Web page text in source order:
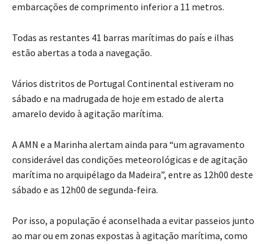
embarcações de comprimento inferior a 11 metros.
Todas as restantes 41 barras marítimas do país e ilhas
estão abertas a toda a navegação.
Vários distritos de Portugal Continental estiveram no
sábado e na madrugada de hoje em estado de alerta
amarelo devido à agitação marítima.
A AMN e a Marinha alertam ainda para “um agravamento
considerável das condições meteorológicas e de agitação
marítima no arquipélago da Madeira”, entre as 12h00 deste
sábado e as 12h00 de segunda-feira.
Por isso, a população é aconselhada a evitar passeios junto
ao mar ou em zonas expostas à agitação marítima, como